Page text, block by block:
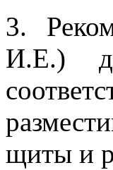
3.
И.Е.)
щиты и